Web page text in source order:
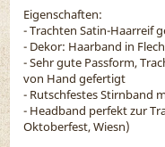
Eigenschaften:
- Trachten Satin-Haarreif
- Dekor: Haarband in
- Sehr gute Passform,
von Hand gefertigt
- Rutschfestes Stirnband
- Headband perfekt zur
Oktoberfest, Wiesn)